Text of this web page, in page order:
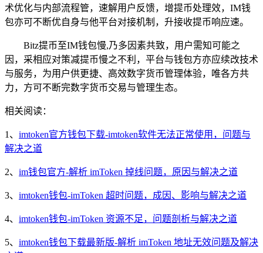
术优化与内部流程管，速解用户反馈，增提币处理效，IM钱
包亦可不断优自身与他平台对接机制，升接收提币响应速。
Bitz提币至IM钱包慢,乃多因素共致，用户需知可能之
因，采相应对策减提币慢之不利，平台与钱包方亦应续改技术
与服务，为用户供更捷、高效数字货币管理体验，唯各方共
力，方可不断完数字货币交易与管理生态。
相关阅读：
1、 imtoken官方钱包下载-imtoken软件无法正常使用，问题与
解决之道
2、 im钱包官方-解析 imToken 掉线问题，原因与解决之道
3、 imtoken钱包-imToken 超时问题，成因、影响与解决之道
4、 imtoken钱包-imToken 资源不足，问题剖析与解决之道
5、 imtoken钱包下载最新版-解析 imToken 地址无效问题及解决